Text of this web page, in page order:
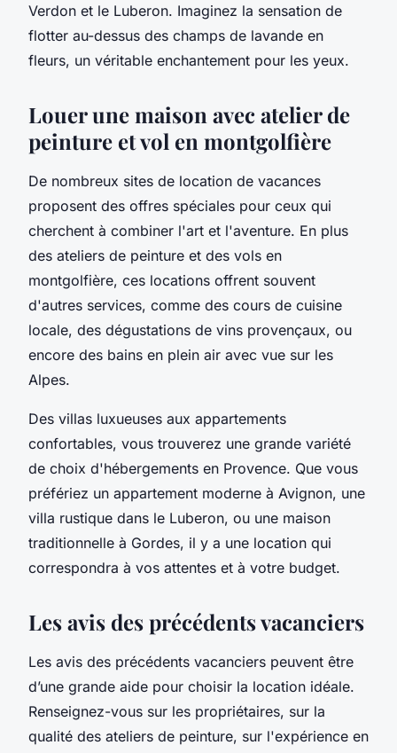
Verdon et le Luberon. Imaginez la sensation de
flotter au-dessus des champs de lavande en
fleurs, un véritable enchantement pour les yeux.
Louer une maison avec atelier de
peinture et vol en montgolfière
De nombreux sites de location de vacances
proposent des offres spéciales pour ceux qui
cherchent à combiner l'art et l'aventure. En plus
des ateliers de peinture et des vols en
montgolfière, ces locations offrent souvent
d'autres services, comme des cours de cuisine
locale, des dégustations de vins provençaux, ou
encore des bains en plein air avec vue sur les
Alpes.
Des villas luxueuses aux appartements
confortables, vous trouverez une grande variété
de choix d'hébergements en Provence. Que vous
préfériez un appartement moderne à Avignon, une
villa rustique dans le Luberon, ou une maison
traditionnelle à Gordes, il y a une location qui
correspondra à vos attentes et à votre budget.
Les avis des précédents vacanciers
Les avis des précédents vacanciers peuvent être
d’une grande aide pour choisir la location idéale.
Renseignez-vous sur les propriétaires, sur la
qualité des ateliers de peinture, sur l'expérience en